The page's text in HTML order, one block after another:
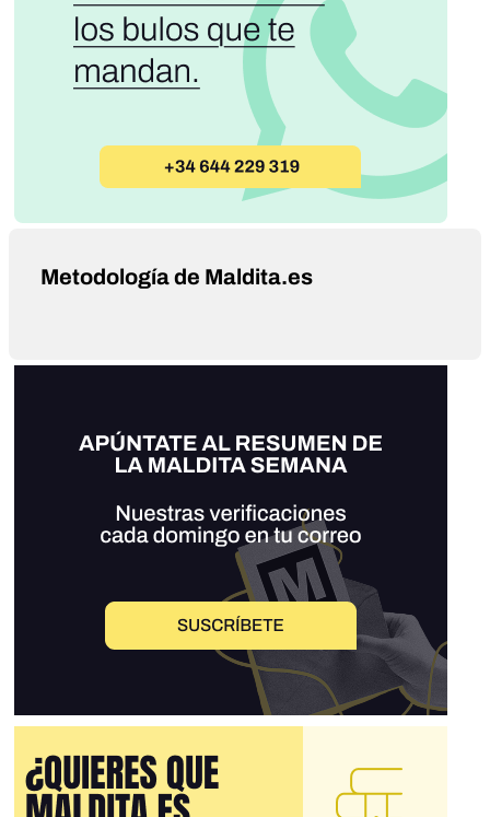
Metodología de Maldita.es